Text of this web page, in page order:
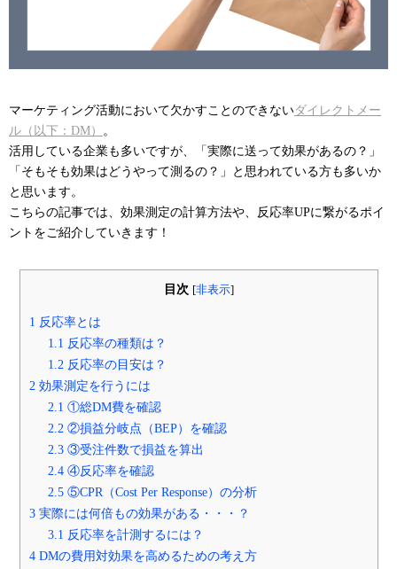
マーケティング活動において欠かすことのできないダイレクトメー
ル（以下：DM） 。
活用している企業も多いですが、「実際に送って効果があるの？」
「そもそも効果はどうやって測るの？」と思われている方も多いか
と思います。
こちらの記事では、効果測定の計算方法や、反応率UPに繋がるポイ
ントをご紹介していきます！
目次 [非表示]
1 反応率とは
1.1 反応率の種類は？
1.2 反応率の目安は？
2 効果測定を行うには
2.1 ①総DM費を確認
2.2 ②損益分岐点（BEP）を確認
2.3③受注件数で損益を算出
2.4④反応率を確認
2.5⑤CPR（Cost Per Response）の分析
3実際には何倍もの効果がある・・・？
3.1 反応率を計測するには？
4DMの費用対効果を高めるための考え方